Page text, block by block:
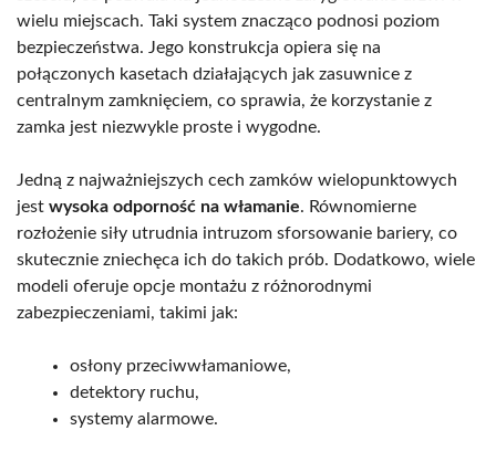
wielu miejscach. Taki system znacząco podnosi poziom
bezpieczeństwa. Jego konstrukcja opiera się na
połączonych kasetach działających jak zasuwnice z
centralnym zamknięciem, co sprawia, że korzystanie z
zamka jest niezwykle proste i wygodne.
Jedną z najważniejszych cech zamków wielopunktowych
jest wysoka odporność na włamanie. Równomierne
rozłożenie siły utrudnia intruzom sforsowanie bariery, co
skutecznie zniechęca ich do takich prób. Dodatkowo, wiele
modeli oferuje opcje montażu z różnorodnymi
zabezpieczeniami, takimi jak:
osłony przeciwwłamaniowe,
detektory ruchu,
systemy alarmowe.